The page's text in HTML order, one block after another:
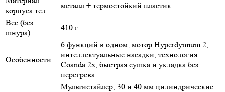
корпуса тел
металл + термостойкий пластик
Вес (без
шнура)
410 г
Особенности
6 функций в одном, мотор Hyperdymium 2,
интеллектуальные насадки, технология
Coanda 2x, быстрая сушка и укладка без
перегрева
Мультистайлер, 30 и 40 мм цилиндрические